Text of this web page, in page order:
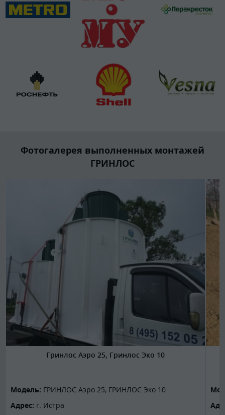
Фотогалерея выполненных монтажей
ГРИНЛОС
Гринлос Аэро 25, Гринлос Эко 10
Модель: ГРИНЛОС Аэро 25, ГРИНЛОС Эко 10
Адрес: г. Истра